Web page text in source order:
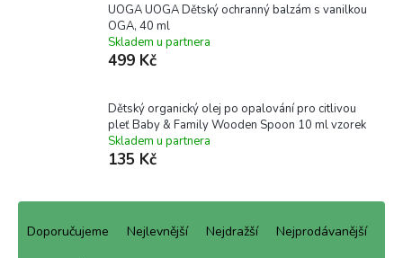
UOGA UOGA Dětský ochranný balzám s vanilkou
OGA, 40 ml
Skladem u partnera
499 Kč
Dětský organický olej po opalování pro citlivou
pleť Baby & Family Wooden Spoon 10 ml vzorek
Skladem u partnera
135 Kč
Ř
Doporučujeme Nejlevnější Nejdražší Nejprodávanější